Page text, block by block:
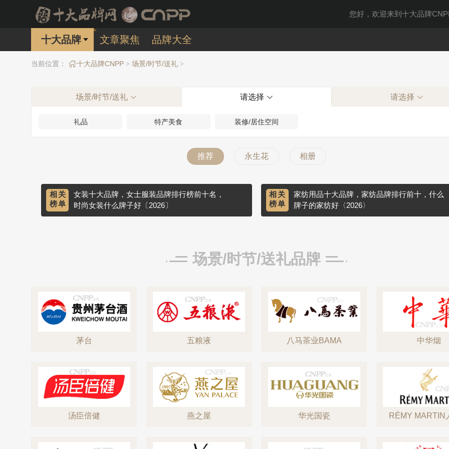
您好，欢迎来到十大品牌
十大品牌 文章聚焦 品牌大全
当前位置： 十大品牌CNPP > 场景/时节/送礼 >
场景/时节/送礼 请选择
礼品 特产美食 装修/居住空间
请选择
推荐 永生花 相册
相关
榜单
女装十大品牌，女士服装品牌排行榜前十名，
时尚女装什么牌子好〔2026〕
相关
榜单
家纺用品十大品牌，家纺品牌排行前十，什么
牌子的家纺好〈2026〉
场景/时节/送礼品牌
茅台 五粮液 八马茶业BAMA 中华烟
汤臣倍健 燕之屋 华光国瓷 RÉMY MARTIN